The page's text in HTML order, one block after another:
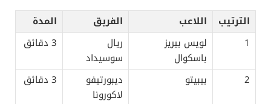
الترتيب اللاعب الفريق
المدة
1
لويس بيريز
باسكوال
ريال
سوسيداد
3 دقائق
2 بيبيتو
ديبورتيفو
لاكورونا
3 دقائق